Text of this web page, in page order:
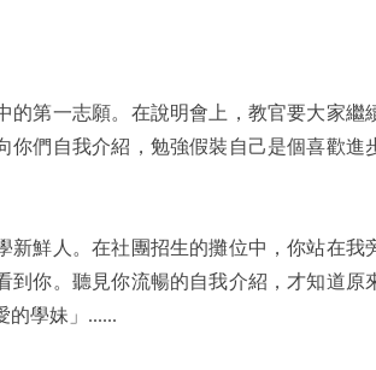
的第一志願。在說明會上，教官要大家繼
你們自我介紹，勉強假裝自己是個喜歡
新鮮人。在社團招生的攤位中，你站在
到你。聽見你流暢的自我介紹，才知道
的學妹」......